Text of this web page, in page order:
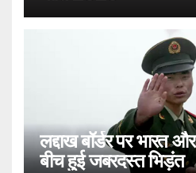
लद्दाख बॉर्डर पर भारत
बीच हुई जबरदस्त भिड़ंत